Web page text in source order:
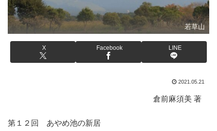
若草山
X Facebook LINE
2021.05.21
倉前麻須美 著
第１２回 あやめ池の新居